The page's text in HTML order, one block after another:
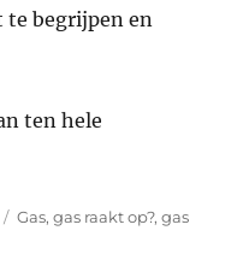
te begrijpen en
ten hele
Tags
Gas,gas raakt op?,gas